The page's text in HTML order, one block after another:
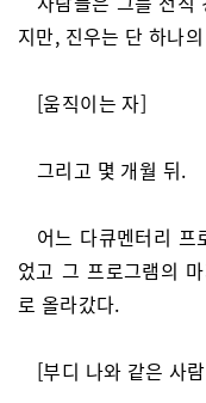
지만, 진우는 단 하나
[움직이는 자]
그리고 몇 개월 뒤.
어느 다큐멘터리 프
었고 그 프로그램의
로 올라갔다.
[부디 나와 같은 사